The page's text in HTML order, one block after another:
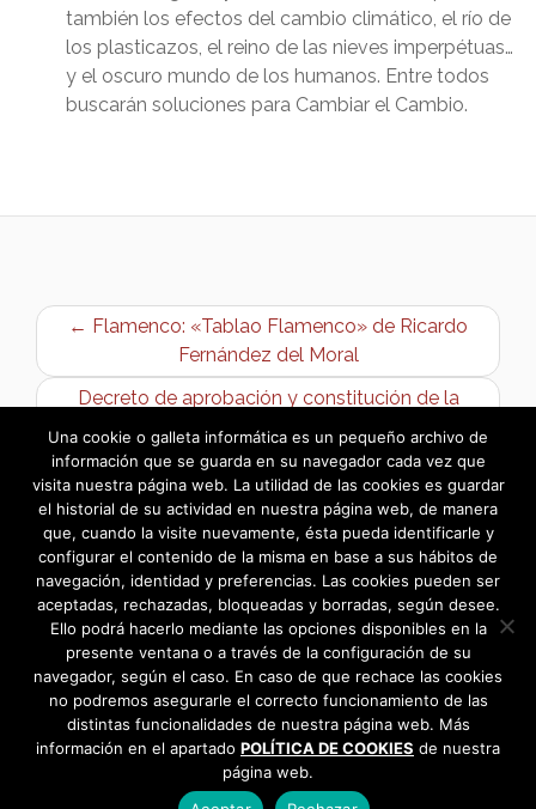
también los efectos del cambio climático, el río de
los plasticazos, el reino de las nieves imperpétuas…
y el oscuro mundo de los humanos. Entre todos
buscarán soluciones para Cambiar el Cambio.
← Flamenco: «Tablao Flamenco» de Ricardo
Fernández del Moral
Decreto de aprobación y constitución de la
bolsa corresponsables – rectif errores →
Una cookie o galleta informática es un pequeño archivo de
información que se guarda en su navegador cada vez que
visita nuestra página web. La utilidad de las cookies es guardar
el historial de su actividad en nuestra página web, de manera
que, cuando la visite nuevamente, ésta pueda identificarle y
configurar el contenido de la misma en base a sus hábitos de
navegación, identidad y preferencias. Las cookies pueden ser
aceptadas, rechazadas, bloqueadas y borradas, según desee.
Ello podrá hacerlo mediante las opciones disponibles en la
presente ventana o a través de la configuración de su
navegador, según el caso. En caso de que rechace las cookies
no podremos asegurarle el correcto funcionamiento de las
distintas funcionalidades de nuestra página web. Más
información en el apartado POLÍTICA DE COOKIES de nuestra
página web.